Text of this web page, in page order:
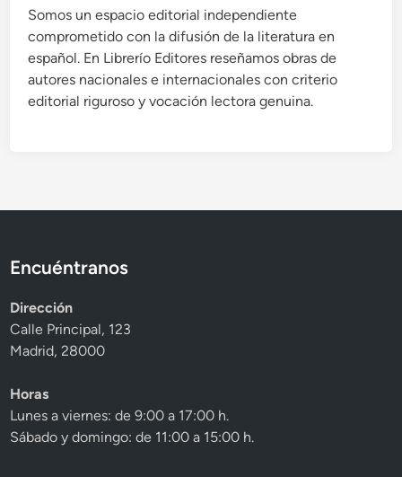
Somos un espacio editorial independiente
comprometido con la difusión de la literatura en
español. En Librerío Editores reseñamos obras de
autores nacionales e internacionales con criterio
editorial riguroso y vocación lectora genuina.
Encuéntranos
Dirección
Calle Principal, 123
Madrid, 28000
Horas
Lunes a viernes: de 9:00 a 17:00 h.
Sábado y domingo: de 11:00 a 15:00 h.